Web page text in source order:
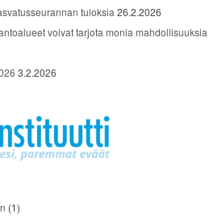
tuloksia 26.2.2026
voivat tarjota monia mahdollisuuksia
3.2.2026
(1)